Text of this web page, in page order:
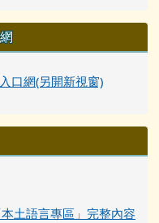
土語言專區」完整內容